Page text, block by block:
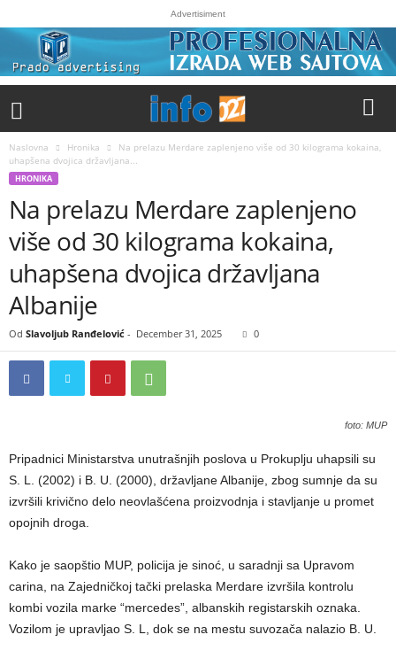
Advertisiment
Naslovna Hronika
Na prelazu Merdare zaplenjeno više od 30 kilograma kokaina,
uhapšena dvojica državljana...
HRONIKA
Na prelazu Merdare zaplenjeno
više od 30 kilograma kokaina,
uhapšena dvojica državljana
Albanije
Od Slavoljub Ranđelović - December 31, 2025 0
foto: MUP
Pripadnici Ministarstva unutrašnjih poslova u Prokuplju uhapsili su
S. L. (2002) i B. U. (2000), državljane Albanije, zbog sumnje da su
izvršili krivično delo neovlašćena proizvodnja i stavljanje u promet
opojnih droga.
Kako je saopštio MUP, policija je sinoć, u saradnji sa Upravom
carina, na Zajedničkoj tački prelaska Merdare izvršila kontrolu
kombi vozila marke “mercedes”, albanskih registarskih oznaka.
Vozilom je upravljao S. L, dok se na mestu suvozača nalazio B. U.